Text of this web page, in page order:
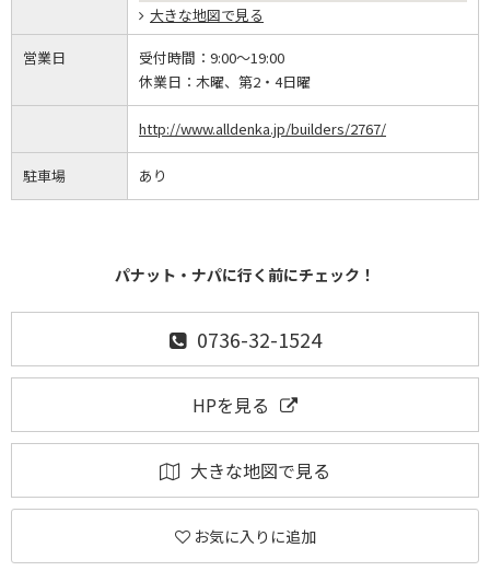
大きな地図で見る
営業日 受付時間： 9:00～19:00
休業日： 木曜、第2・4日曜
http://www.alldenka.jp/builders/2767/
駐車場 あり
パナット・ナパに行く前にチェック！
0736-32-1524
HPを見る
大きな地図で見る
お気に入りに追加